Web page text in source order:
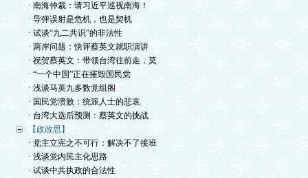
· 南海仲裁：请习近平巡视南海！
· 导弹误射是危机，也是契机
· 试谈“九二共识”的非法性
· 两岸问题：快评蔡英文就职演讲
· 祝贺蔡英文：带领台湾往前走，莫
· “一个中国”正在摧毁国民党
· 浅谈马英九多数党组阁
· 国民党溃败：统派人士的悲哀
· 台湾大选后预测：蔡英文的挑战
【政改思】
· 党主立宪之不可行：解决不了接班
· 浅谈党内民主化思路
· 试谈中共执政的合法性